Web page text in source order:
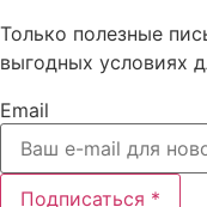
Только полезные
выгодных условиях
Email
Подписаться *